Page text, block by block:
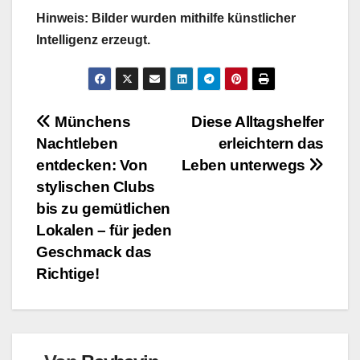
Hinweis: Bilder wurden mithilfe künstlicher
Intelligenz erzeugt.
BeitragsnavigationDiese Alltagshelfer
erleichtern das
Leben unterwegs
Münchens
Nachtleben
entdecken: Von
stylischen Clubs
bis zu gemütlichen
Lokalen – für jeden
Geschmack das
Richtige!